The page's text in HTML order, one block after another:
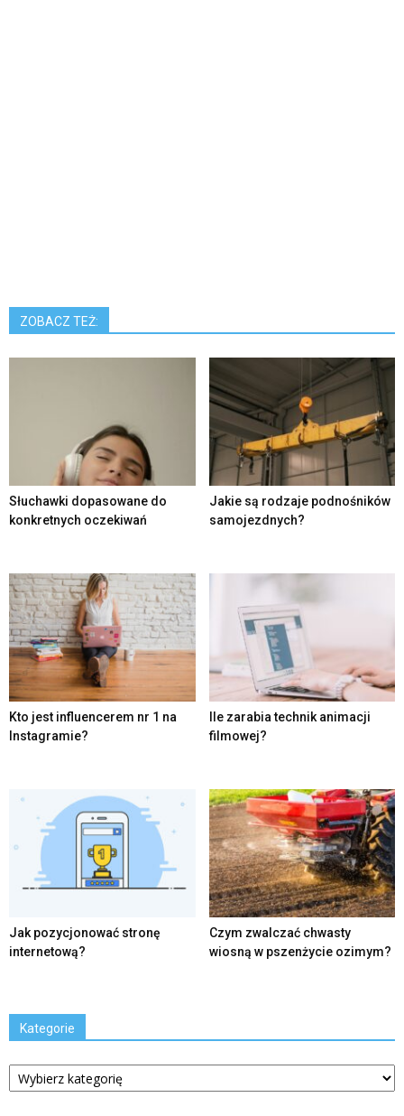
ZOBACZ TEŻ:
Słuchawki dopasowane do
konkretnych oczekiwań
Jakie są rodzaje podnośników
samojezdnych?
Kto jest influencerem nr 1 na
Instagramie?
Ile zarabia technik animacji
filmowej?
Jak pozycjonować stronę
internetową?
Czym zwalczać chwasty
wiosną w pszenżycie ozimym?
Kategorie
Kategorie